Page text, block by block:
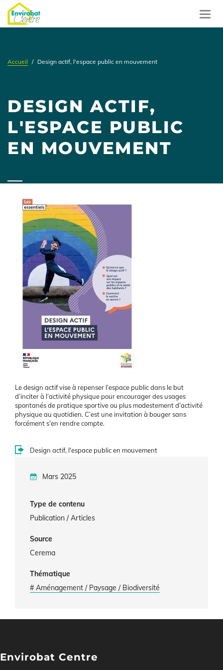
Aller
au
contenu
Accueil Design actif, l'espace public en mouvement
DESIGN ACTIF,
L'ESPACE PUBLIC
EN MOUVEMENT
Le design actif vise à repenser l’espace public dans le but
d’inciter à l’activité physique pour encourager des usages
spontanés de pratique sportive ou plus modestement d’activité
physique au quotidien. C’est une invitation à bouger sans
forcément s’en rendre compte.
Design actif, l'espace public en mouvement
Mars 2025
Type de contenu
Publication / Articles
Source
Cerema
Thématique
# Aménagement / Paysage / Biodiversité
Envirobat Centre